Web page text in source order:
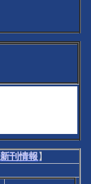
新刊情報】